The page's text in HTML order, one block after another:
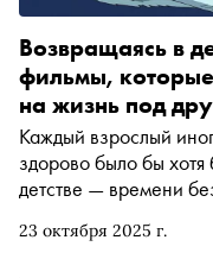
23 октября 2025 г.
Возвращаясь в
фильмы,
на жизнь под
Каждый взрослый
здорово было бы хотя
детстве — времени
непонятные моменты